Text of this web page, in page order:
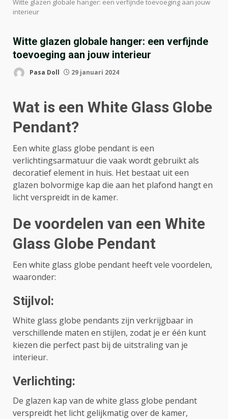
Witte glazen globale hanger: een verfijnde toevoeging aan jouw
interieur
Witte glazen globale hanger: een verfijnde
toevoeging aan jouw interieur
Pasa Doll 29 januari 2024
Wat is een White Glass Globe
Pendant?
Een white glass globe pendant is een
verlichtingsarmatuur die vaak wordt gebruikt als
decoratief element in huis. Het bestaat uit een
glazen bolvormige kap die aan het plafond hangt en
licht verspreidt in de kamer.
De voordelen van een White
Glass Globe Pendant
Een white glass globe pendant heeft vele voordelen,
waaronder:
Stijlvol:
White glass globe pendants zijn verkrijgbaar in
verschillende maten en stijlen, zodat je er één kunt
kiezen die perfect past bij de uitstraling van je
interieur.
Verlichting:
De glazen kap van de white glass globe pendant
verspreidt het licht gelijkmatig over de kamer,